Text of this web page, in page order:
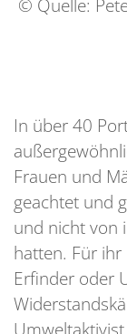
© Quelle:
In über 40
Frauen und
geachtet und
und nicht von
hatten. Für ihr
Erfinder oder